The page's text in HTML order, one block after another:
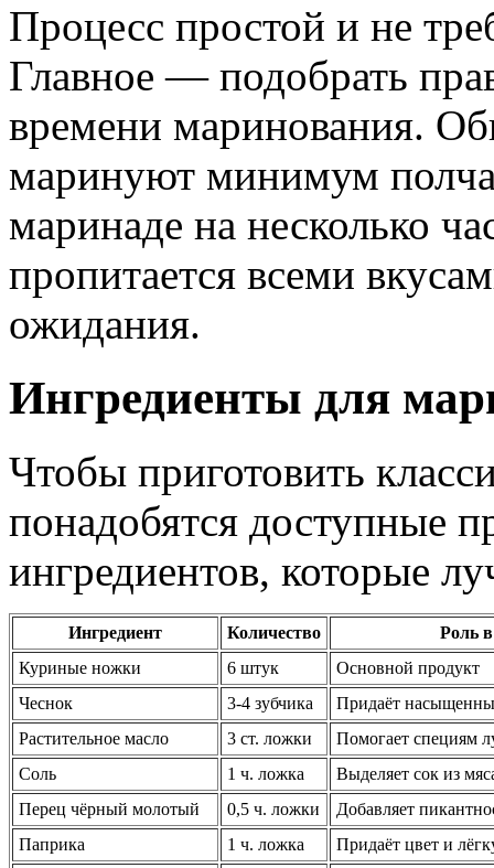
Процесс простой и не
Главное — подобрать
времени маринования.
маринуют минимум
маринаде на несколько
пропитается всеми
ожидания.
Ингредиенты для
Чтобы приготовить
понадобятся доступные
ингредиентов, которые
Ингредиент Количество
Роль
Куриные ножки
6 штук
Основной продукт
Чеснок
3-4 зубчика
Придаёт
Растительное масло
3 ст. ложки
Помогает специям
Соль
1 ч. ложка
Выделяет сок из
Перец чёрный молотый
0,5 ч. ложки
Добавляет
Паприка
1 ч. ложка
Придаёт цвет и